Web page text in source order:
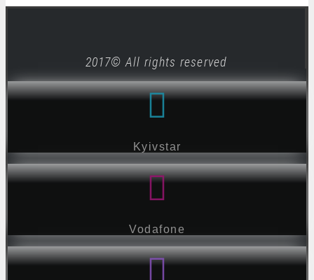
2017© All rights reserved
Kyivstar
Vodafone